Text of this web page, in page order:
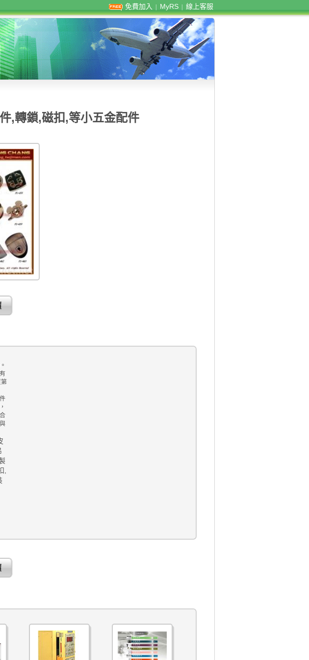
免費加入 MyRS 線上客服
,轉鎖,磁扣,等小五金配件
,